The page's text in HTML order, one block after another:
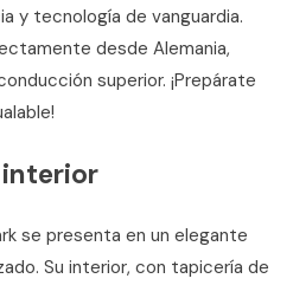
y tecnología de vanguardia.
desde Alemania,
superior. ¡Prepárate
se presenta en un elegante
Su interior, con tapicería de